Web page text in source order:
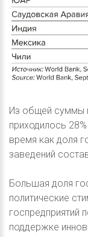
Из общей суммы
приходилось
время как доля
заведений
Большая доля
политические
поддержке